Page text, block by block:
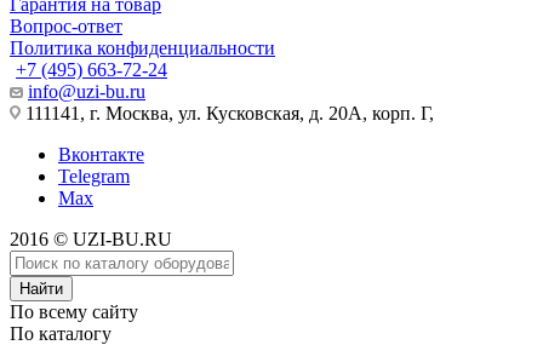
Вопрос-ответ
Политика конфиденциальности
+7 (495) 663-72-24
info@uzi-bu.ru
111141, г. Москва, ул. Кусковская, д. 20А, корп. Г,
Вконтакте
Telegram
Max
2016 © UZI-BU.RU
Найти
По всему сайту
По каталогу